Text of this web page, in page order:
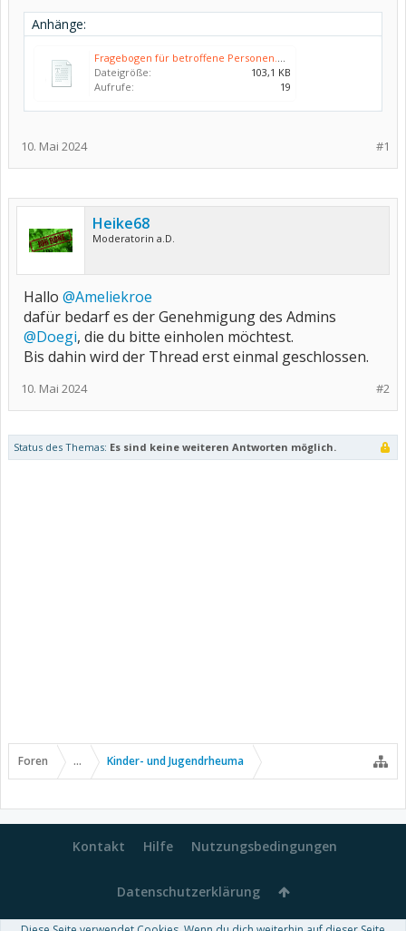
Anhänge:
Fragebogen für betroffene Personen.pdf
Dateigröße:
103,1 KB
Aufrufe:
19
#1
10. Mai 2024
Heike68
Moderatorin a.D.
Hallo @Ameliekroe
dafür bedarf es der Genehmigung des Admins
@Doegi, die du bitte einholen möchtest.
Bis dahin wird der Thread erst einmal geschlossen.
#2
10. Mai 2024
Status des Themas: Es sind keine weiteren Antworten möglich.
Foren ... Kinder- und Jugendrheuma
Kontakt Hilfe Nutzungsbedingungen
Datenschutzerklärung